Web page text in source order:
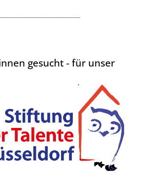
gesucht - für unser